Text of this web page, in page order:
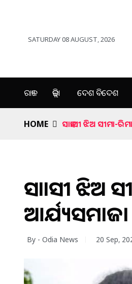
SATURDAY 08 AUGUST, 2026
ରାଜ୍ୟ ଜିଲ୍ଲା ଦେଶ ବିଦେଶ
HOME ସାହାସୀ ଝିଅ ସୀମା-
ସାହାସୀ ଝିଅ
ଆର୍ଯ୍ୟସମାଜ।
By - Odia News 20 Sep,